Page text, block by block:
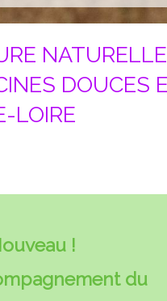
DOUCES
LOIRE
!
du